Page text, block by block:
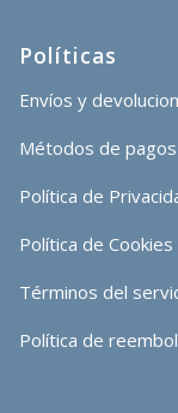
Políticas
Envíos y
Métodos de
Política de
Política de Cookies
Términos del
Política de